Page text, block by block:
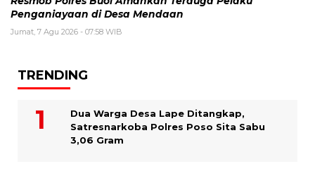
Penganiayaan di Desa Mendaan
Jumat, 7 Agu 2026 - 07:58 WIB
TRENDING
Dua Warga Desa Lape Ditangkap,
Satresnarkoba Polres Poso Sita Sabu
3,06 Gram